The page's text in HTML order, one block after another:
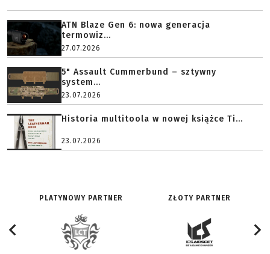
ATN Blaze Gen 6: nowa generacja
termowiz...
27.07.2026
5" Assault Cummerbund – sztywny
system...
23.07.2026
Historia multitoola w nowej książce Ti...
23.07.2026
PLATYNOWY PARTNER ZŁOTY PARTNER